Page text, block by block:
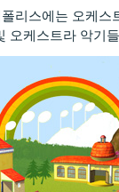
리스에는 오케
오케스트라 악기